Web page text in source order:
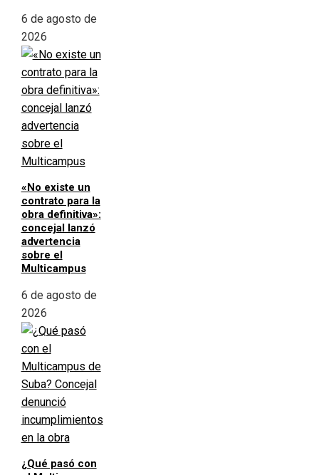
6 de agosto de
2026
«No existe un
contrato para la
obra definitiva»:
concejal lanzó
advertencia
sobre el
Multicampus
6 de agosto de
2026
¿Qué pasó con